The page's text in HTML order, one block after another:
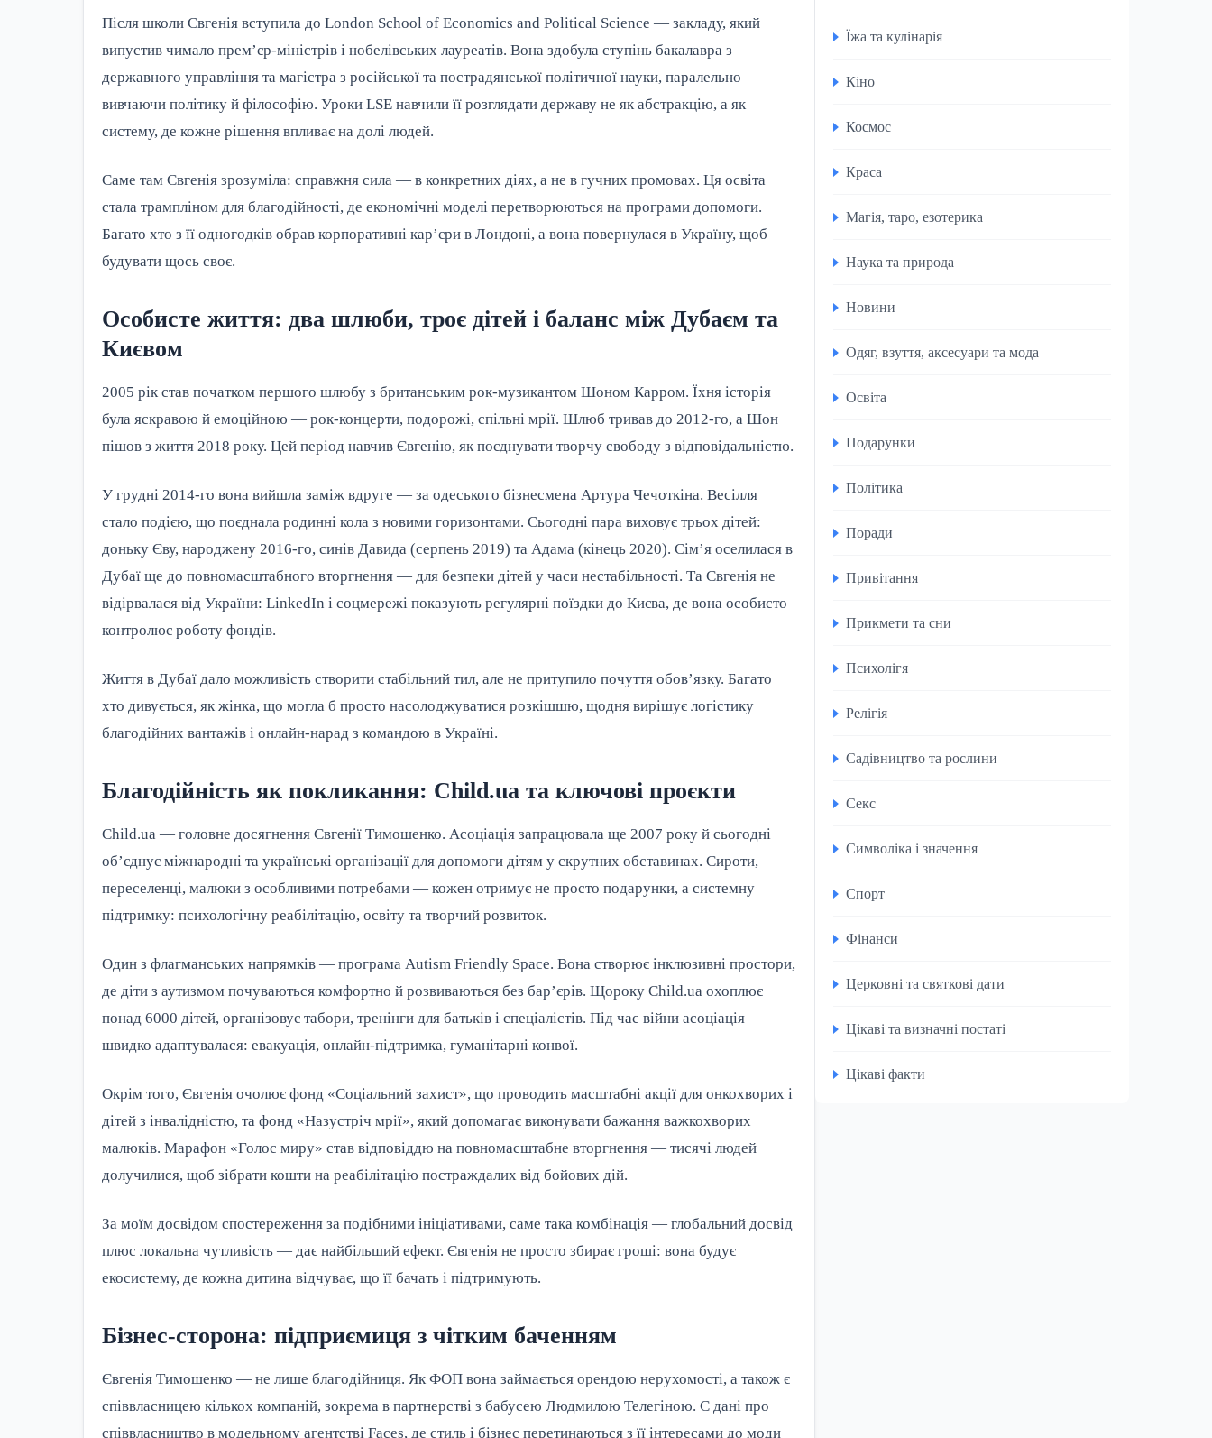
Після школи Євгенія вступила до London School of Economics and Political Science — закладу, який
випустив чимало прем’єр-міністрів і нобелівських лауреатів. Вона здобула ступінь бакалавра з
державного управління та магістра з російської та пострадянської політичної науки, паралельно
вивчаючи політику й філософію. Уроки LSE навчили її розглядати державу не як абстракцію, а як
систему, де кожне рішення впливає на долі людей.
Саме там Євгенія зрозуміла: справжня сила — в конкретних діях, а не в гучних промовах. Ця освіта
стала трампліном для благодійності, де економічні моделі перетворюються на програми допомоги.
Багато хто з її одногодків обрав корпоративні кар’єри в Лондоні, а вона повернулася в Україну, щоб
будувати щось своє.
Особисте життя: два шлюби, троє дітей і баланс між Дубаєм та
Києвом
2005 рік став початком першого шлюбу з британським рок-музикантом Шоном Карром. Їхня історія
була яскравою й емоційною — рок-концерти, подорожі, спільні мрії. Шлюб тривав до 2012-го, а Шон
пішов з життя 2018 року. Цей період навчив Євгенію, як поєднувати творчу свободу з відповідальністю.
У грудні 2014-го вона вийшла заміж вдруге — за одеського бізнесмена Артура Чечоткіна. Весілля
стало подією, що поєднала родинні кола з новими горизонтами. Сьогодні пара виховує трьох дітей:
доньку Єву, народжену 2016-го, синів Давида (серпень 2019) та Адама (кінець 2020). Сім’я оселилася в
Дубаї ще до повномасштабного вторгнення — для безпеки дітей у часи нестабільності. Та Євгенія не
відірвалася від України: LinkedIn і соцмережі показують регулярні поїздки до Києва, де вона особисто
контролює роботу фондів.
Життя в Дубаї дало можливість створити стабільний тил, але не притупило почуття обов’язку. Багато
хто дивується, як жінка, що могла б просто насолоджуватися розкішшю, щодня вирішує логістику
благодійних вантажів і онлайн-нарад з командою в Україні.
Благодійність як покликання: Child.ua та ключові проєкти
Child.ua — головне досягнення Євгенії Тимошенко. Асоціація запрацювала ще 2007 року й сьогодні
об’єднує міжнародні та українські організації для допомоги дітям у скрутних обставинах. Сироти,
переселенці, малюки з особливими потребами — кожен отримує не просто подарунки, а системну
підтримку: психологічну реабілітацію, освіту та творчий розвиток.
Один з флагманських напрямків — програма Autism Friendly Space. Вона створює інклюзивні простори,
де діти з аутизмом почуваються комфортно й розвиваються без бар’єрів. Щороку Child.ua охоплює
понад 6000 дітей, організовує табори, тренінги для батьків і спеціалістів. Під час війни асоціація
швидко адаптувалася: евакуація, онлайн-підтримка, гуманітарні конвої.
Окрім того, Євгенія очолює фонд «Соціальний захист», що проводить масштабні акції для онкохворих і
дітей з інвалідністю, та фонд «Назустріч мрії», який допомагає виконувати бажання важкохворих
малюків. Марафон «Голос миру» став відповіддю на повномасштабне вторгнення — тисячі людей
долучилися, щоб зібрати кошти на реабілітацію постраждалих від бойових дій.
За моїм досвідом спостереження за подібними ініціативами, саме така комбінація — глобальний досвід
плюс локальна чутливість — дає найбільший ефект. Євгенія не просто збирає гроші: вона будує
екосистему, де кожна дитина відчуває, що її бачать і підтримують.
Бізнес-сторона: підприємиця з чітким баченням
Євгенія Тимошенко — не лише благодійниця. Як ФОП вона займається орендою нерухомості, а також є
співвласницею кількох компаній, зокрема в партнерстві з бабусею Людмилою Телегіною. Є дані про
співвласництво в модельному агентстві Faces, де стиль і бізнес перетинаються з її інтересами до моди
Їжа та кулінарія
Кіно
Космос
Краса
Магія, таро, езотерика
Наука та природа
Новини
Одяг, взуття, аксесуари та мода
Освіта
Подарунки
Політика
Поради
Привітання
Прикмети та сни
Психолігя
Релігія
Садівництво та рослини
Секс
Символіка і значення
Спорт
Фінанси
Церковні та святкові дати
Цікаві та визначні постаті
Цікаві факти